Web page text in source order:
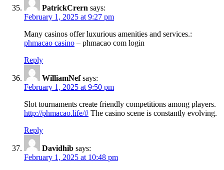
PatrickCrern says:
February 1, 2025 at 9:27 pm
Many casinos offer luxurious amenities and services.:
phmacao casino – phmacao com login
Reply
WilliamNef says:
February 1, 2025 at 9:50 pm
Slot tournaments create friendly competitions among players.
http://phmacao.life/# The casino scene is constantly evolving.
Reply
Davidhib says:
February 1, 2025 at 10:48 pm